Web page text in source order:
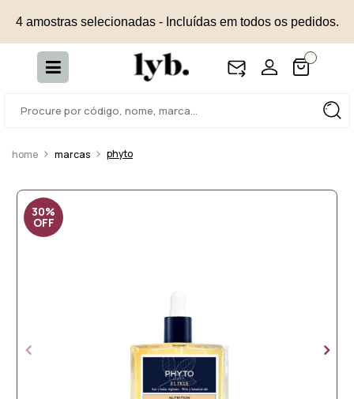
4 amostras selecionadas - Incluídas em todos os pedidos.
marcas phyto
30%
OFF